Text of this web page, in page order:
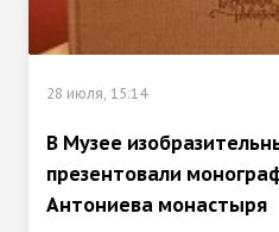
28 июля, 15:14
В Музее
презентовали
Антониева монастыря